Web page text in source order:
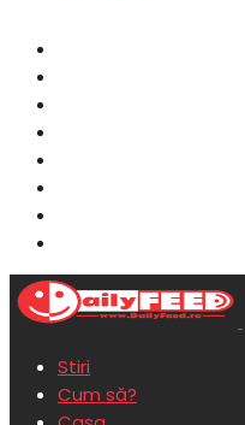
Stiri
Cum să?